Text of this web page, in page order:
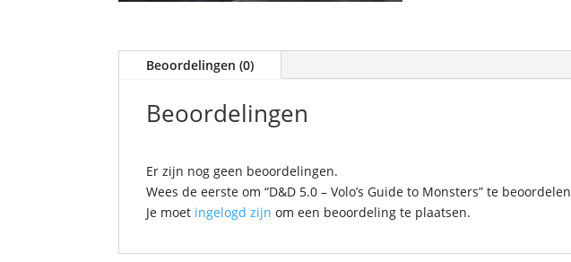
Beoordelingen (0)
Beoordelingen
Er zijn nog geen beoordelingen.
Wees de eerste om “D&D 5.0 – Volo’s Guide to Monsters” te beoordelen
Je moet ingelogd zijn om een beoordeling te plaatsen.